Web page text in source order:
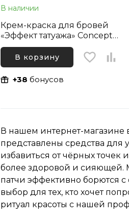
В наличии
Крем-краска для бровей
«Эффект татуажа» Concept
Tatouage Effect, Графит
В корзину
+38 бонусов
В нашем интернет-магазине
представлены средства
избавиться от чёрных
более здоровой и сияющей.
патчи эффективно борются
выбор для тех, кто хочет
ритуал красоты с нашей